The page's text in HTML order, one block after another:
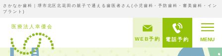
さかなか歯科｜堺市北区北花田の親子で通える歯医者さん(小児歯科・予防歯科・審美歯科・イン
プラント)
MENU
電話予約
WEB予約